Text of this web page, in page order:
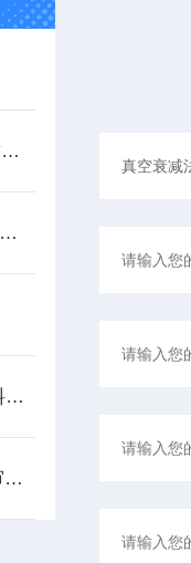
USP1207中对真空衰减法密封检漏仪方法的论述
真空衰减法密封检漏仪方法怎么验证
QB/T 1868-2004 PET碳酸饮料瓶垂直度偏差测试仪的试验方法
双工位啤酒瓶耐内压测试仪/审计追踪无忧